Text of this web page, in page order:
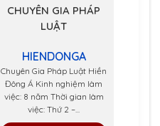
CHUYÊN GIA PHÁP
LUẬT
HIENDONGA
Chuyên Gia Pháp Luật Hiền
Đông Á Kinh nghiệm làm
việc: 8 năm Thời gian làm
việc: Thứ 2 –...